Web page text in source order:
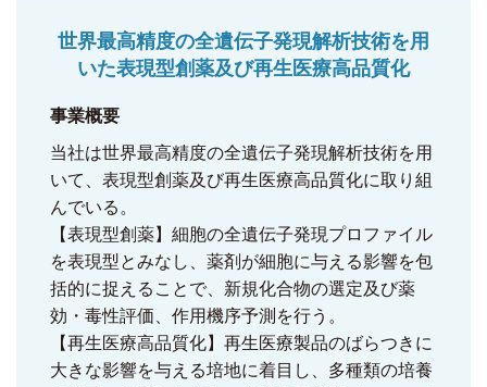
世界最高精度の全遺伝子発現解析技術を用
いた表現型創薬及び再生医療高品質化
事業概要
当社は世界最高精度の全遺伝子発現解析技術を用
いて、表現型創薬及び再生医療高品質化に取り組
んでいる。
【表現型創薬】細胞の全遺伝子発現プロファイル
を表現型とみなし、薬剤が細胞に与える影響を包
括的に捉えることで、新規化合物の選定及び薬
効・毒性評価、作用機序予測を行う。
【再生医療高品質化】再生医療製品のばらつきに
大きな影響を与える培地に着目し、多種類の培養